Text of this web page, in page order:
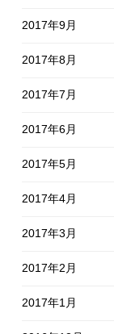
2017年9月
2017年8月
2017年7月
2017年6月
2017年5月
2017年4月
2017年3月
2017年2月
2017年1月